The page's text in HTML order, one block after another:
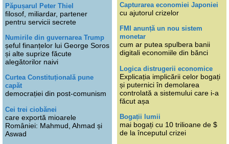
Păpușarul Peter Thiel
filosof, miliardar, partener
pentru servicii secrete
Numirile din guvernarea Trump
șeful finanțelor lui George Soros
și alte suprize făcute
alegătorilor naivi
Curtea Constituțională pune
capăt
democrației din post-comunism
Cei trei ciobănei
care exportă mioarele
României: Mahmud, Ahmad și
Aswad
Capturarea economiei Japoniei
cu ajutorul crizelor
FMI anunță un nou sistem
monetar
cum ar putea spulbera banii
digitali economiile din bănci
Logica distrugerii economice
Explicația implicării celor bogați
și puternici în demolarea
controlată a sistemului care i-a
făcut așa
Bogații lumii
mai bogați cu 10 trilioane de $
de la începutul crizei